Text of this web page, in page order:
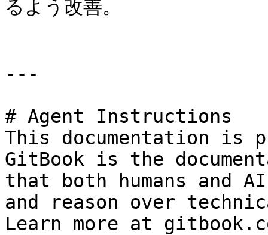
るよう改善。
---
# Agent Instructions
This documentation is
GitBook is the
that both humans and
and reason over
Learn more at